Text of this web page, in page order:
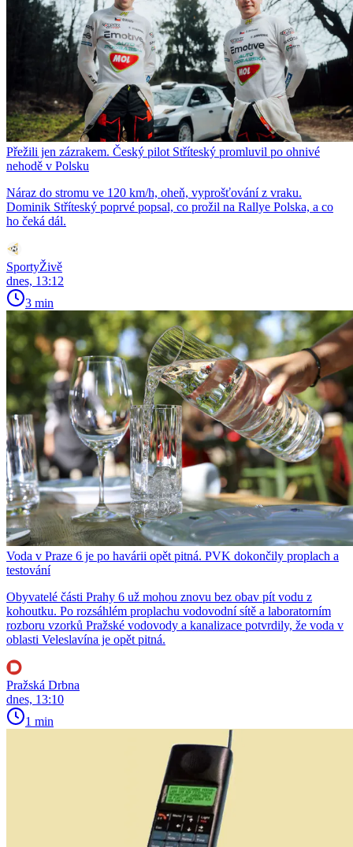
Přežili jen zázrakem. Český pilot Stříteský promluvil po ohnivé
nehodě v Polsku
Náraz do stromu ve 120 km/h, oheň, vyprošťování z vraku.
Dominik Stříteský poprvé popsal, co prožil na Rallye Polska, a co
ho čeká dál.
SportyŽivě
dnes, 13:12
3 min
Voda v Praze 6 je po havárii opět pitná. PVK dokončily proplach a
testování
Obyvatelé části Prahy 6 už mohou znovu bez obav pít vodu z
kohoutku. Po rozsáhlém proplachu vodovodní sítě a laboratorním
rozboru vzorků Pražské vodovody a kanalizace potvrdily, že voda v
oblasti Veleslavína je opět pitná.
Pražská Drbna
dnes, 13:10
1 min